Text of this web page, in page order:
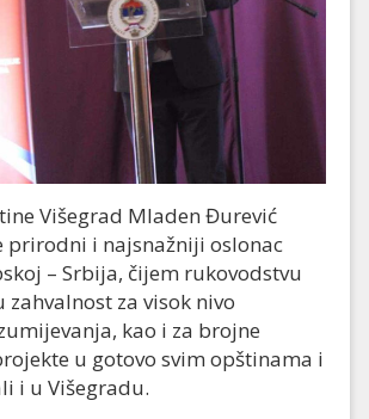
Višegrad Mladen Đurević
prirodni i najsnažniji oslonac
– Srbija, čijem rukovodstvu
za visok nivo
kao i za brojne
u gotovo svim opštinama i
i u Višegradu.